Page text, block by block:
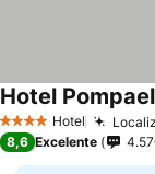
4 EstrelasHotel
8,6 Excelente